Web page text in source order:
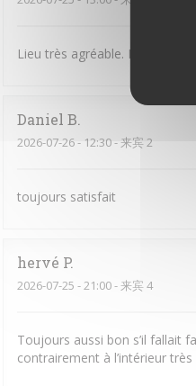
Lieu très agréable. Personnel
Daniel B
2026-07-26- 12:30 - 来宾 2
toujours satisfait
hervé P
2026-07-25 - 21:00 - 来宾 4
Toujours aussi bon s’il fallait
contrairement à l’intérieur